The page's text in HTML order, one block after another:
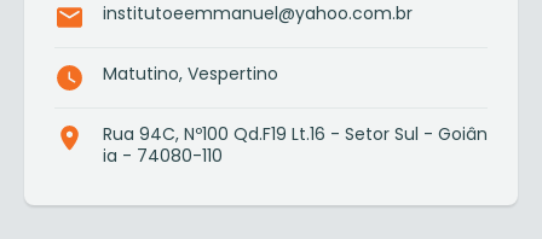
institutoeemmanuel@yahoo.com.br
Matutino, Vespertino
Rua 94C, Nº100 Qd.F19 Lt.16 - Setor Sul - Goiân
ia - 74080-110